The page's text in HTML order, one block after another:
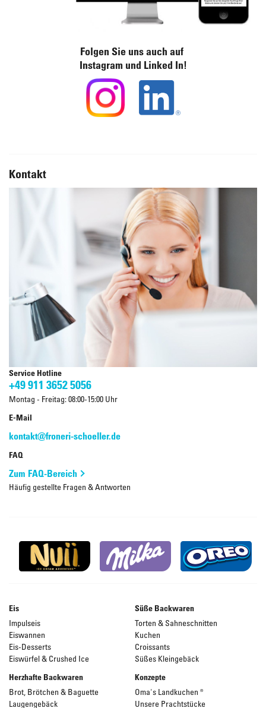
Folgen Sie uns auch auf
Instagram und Linked In!
Kontakt
Service Hotline
+49 911 3652 5056
Montag - Freitag: 08:00-15:00 Uhr
E-Mail
kontakt@froneri-schoeller.de
FAQ
Zum FAQ-Bereich
Häufig gestellte Fragen & Antworten
Eis
Impulseis
Eiswannen
Eis-Desserts
Eiswürfel & Crushed Ice
Süße Backwaren
Torten & Sahneschnitten
Kuchen
Croissants
Süßes Kleingebäck
Herzhafte Backwaren
Brot, Brötchen & Baguette
Laugengebäck
Konzepte
Oma's Landkuchen ®
Unsere Prachtstücke